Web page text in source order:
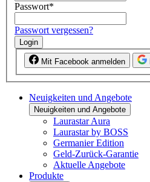
Passwort*
Passwort vergessen?
Login
Mit Facebook anmelden
Neuigkeiten und Angebote
Neuigkeiten und Angebote
Laurastar Aura
Laurastar by BOSS
Germanier Edition
Geld-Zurück-Garantie
Aktuelle Angebote
Produkte